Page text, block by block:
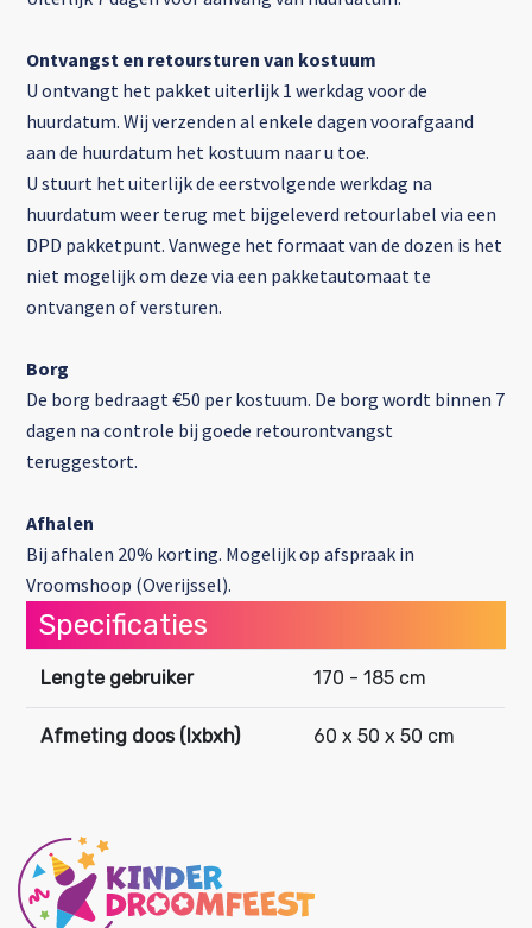
Ontvangst en retoursturen van kostuum
U ontvangt het pakket uiterlijk 1 werkdag voor de
huurdatum. Wij verzenden al enkele dagen voorafgaand
aan de huurdatum het kostuum naar u toe.
U stuurt het uiterlijk de eerstvolgende werkdag na
huurdatum weer terug met bijgeleverd retourlabel via een
DPD pakketpunt. Vanwege het formaat van de dozen is het
niet mogelijk om deze via een pakketautomaat te
ontvangen of versturen.
Borg
De borg bedraagt €50 per kostuum. De borg wordt binnen 7
dagen na controle bij goede retourontvangst
teruggestort.
Afhalen
Bij afhalen 20% korting. Mogelijk op afspraak in
Vroomshoop (Overijssel).
Specificaties
Lengte gebruiker 170 - 185 cm
Afmeting doos (lxbxh) 60 x 50 x 50 cm